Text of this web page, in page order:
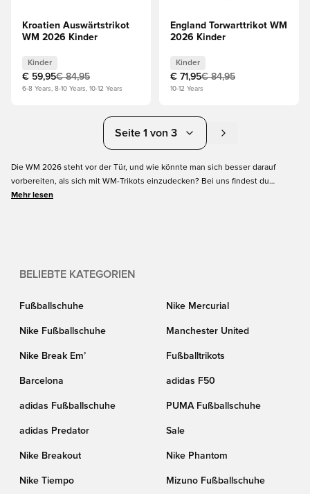
Kroatien Auswärtstrikot
WM 2026 Kinder
Kinder
€ 59,95€ 84,95
6-8 Years, 8-10 Years, 10-12 Years
England Torwarttrikot WM
2026 Kinder
Kinder
€ 71,95€ 84,95
10-12 Years
Seite 1 von 3
Die WM 2026 steht vor der Tür, und wie könnte man sich besser darauf
vorbereiten, als sich mit WM-Trikots einzudecken? Bei uns findest du
offizielle WM 2026 Trikots von nahezu jeder teilnehmenden Nation.
Mehr lesen
BELIEBTE KATEGORIEN
Fußballschuhe Nike Mercurial
Nike Fußballschuhe Manchester United
Nike Break Em’ Fußballtrikots
Barcelona adidas F50
adidas Fußballschuhe PUMA Fußballschuhe
adidas Predator Sale
Nike Breakout Nike Phantom
Nike Tiempo Mizuno Fußballschuhe